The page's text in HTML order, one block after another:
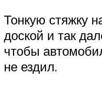
Тонкую стяжку
доской и так
чтобы
не ездил.